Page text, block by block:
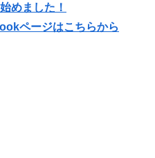
めました！
ページはこちらから